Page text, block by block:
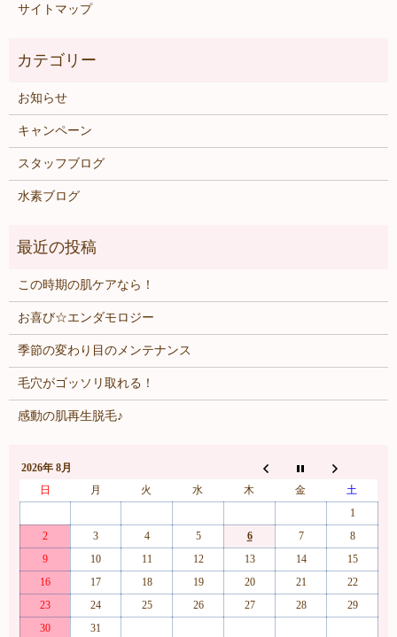
サイトマップ
お知らせ
キャンペーン
スタッフブログ
水素ブログ
この時期の肌ケアなら！
お喜び☆エンダモロジー
季節の変わり目のメンテナンス
毛穴がゴッソリ取れる！
感動の肌再生脱毛♪
2026年 8月
日
月 火 水 木 金
土
1
2
3 4 5 6 7
8
9
10 11 12 13 14
15
16
17 18 19 20 21
22
23
24 25 26 27 28
29
30
31